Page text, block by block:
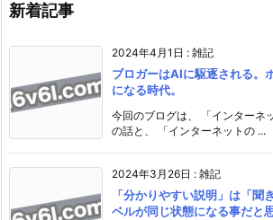
新着記事
2024年4月1日 : 雑記
ブロガーはAIに駆逐される。
になる時代。
今回のブログは、 「インターネ
の話と、 「インターネットの ...
2024年3月26日 : 雑記
「分かりやすい説明」は「聞
ベルが同じ状態になる事だと思